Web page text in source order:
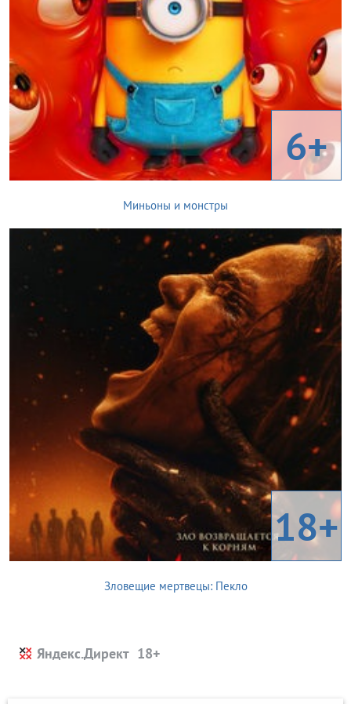
6+
Миньоны и монстры
18+
Зловещие мертвецы: Пекло
Яндекс.Директ